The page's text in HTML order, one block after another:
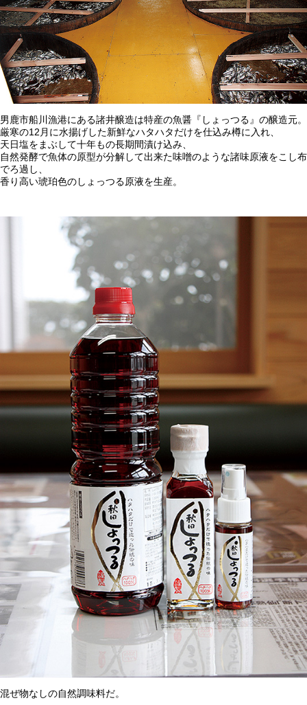
男鹿市船川漁港にある諸井醸造は特産の魚醤『しょっつる』の醸造元。
厳寒の12月に水揚げした新鮮なハタハタだけを仕込み樽に入れ、
天日塩をまぶして十年もの長期間漬け込み、
自然発酵で魚体の原型が分解して出来た味噌のような諸味原液をこし布
でろ過し、
香り高い琥珀色のしょっつる原液を生産。
混ぜ物なしの自然調味料だ。